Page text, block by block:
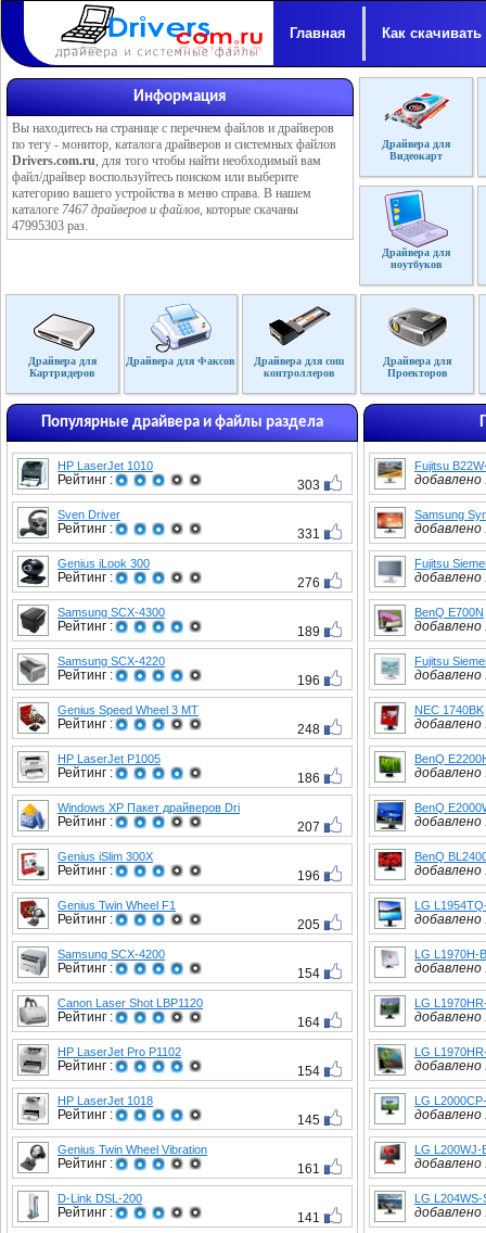
Главная Как скачивать
Информация
Вы находитесь на странице с перечнем файлов и драйверов
по тегу - монитор, каталога драйверов и системных файлов
Drivers.com.ru, для того чтобы найти необходимый вам
файл/драйвер воспользуйтесь поиском или выберите
категорию вашего устройства в меню справа. В нашем
каталоге 7467 драйверов и файлов, которые скачаны
47995303 раз.
Драйвера для
Видеокарт
Драйвера для
ноутбуков
Драйвера для
Картридеров
Драйвера для Факсов
Драйвера для com
контроллеров
Драйвера для
Проекторов
Популярные драйвера и файлы раздела
HP LaserJet 1010
Рейтинг : 303
Sven Driver
Рейтинг : 331
Genius iLook 300
Рейтинг : 276
Samsung SCX-4300
Рейтинг : 189
Samsung SCX-4220
Рейтинг : 196
Genius Speed Wheel 3 MT
Рейтинг : 248
HP LaserJet P1005
Рейтинг : 186
Windows XP Пакет драйверов Dri
Рейтинг : 207
Genius iSlim 300X
Рейтинг : 196
Genius Twin Wheel F1
Рейтинг : 205
Samsung SCX-4200
Рейтинг : 154
Canon Laser Shot LBP1120
Рейтинг : 164
HP LaserJet Pro P1102
Рейтинг : 154
HP LaserJet 1018
Рейтинг : 145
Genius Twin Wheel Vibration
Рейтинг : 161
D-Link DSL-200
Рейтинг : 141
Fujitsu
добавлено
Samsung
добавлено
Fujitsu
добавлено
BenQ E700N
добавлено
Fujitsu
добавлено
NEC 1740BK
добавлено
BenQ
добавлено
BenQ
добавлено
BenQ
добавлено
LG
добавлено
LG L1970H-
добавлено
LG
добавлено
LG
добавлено
LG
добавлено
LG L200WJ-
добавлено
LG L204WS-
добавлено